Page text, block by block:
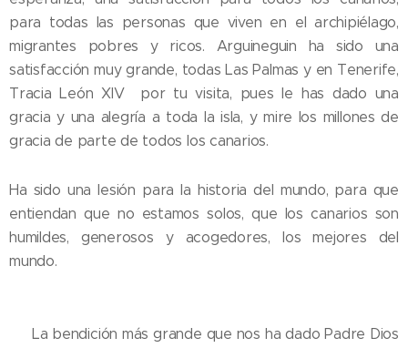
para todas las personas que viven en el archipiélago,
migrantes pobres y ricos. Arguineguin ha sido una
satisfacción muy grande, todas Las Palmas y en Tenerife,
Tracia León XIV por tu visita, pues le has dado una
gracia y una alegría a toda la isla, y mire los millones de
gracia de parte de todos los canarios.
Ha sido una lesión para la historia del mundo, para que
entiendan que no estamos solos, que los canarios son
humildes, generosos y acogedores, los mejores del
mundo.
💛 La bendición más grande que nos ha dado Padre Dios